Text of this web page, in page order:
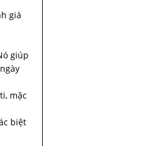
giá
giúp
mặc
biệt